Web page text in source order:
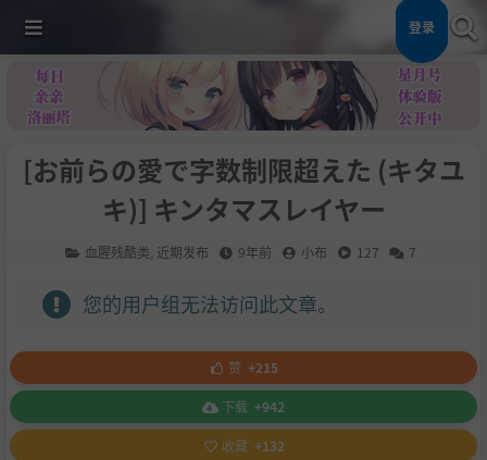
登录
[お前らの愛で字数制限超えた (キタユ
キ)] キンタマスレイヤー
血腥残酷类 近期发布 9年前 小布 127 7
您的用户组无法访问此文章。
赞 +215
下载 +942
收藏 +132